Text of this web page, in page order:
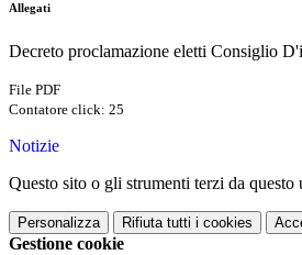
Allegati
Decreto proclamazione eletti Consiglio
File PDF
Contatore click: 25
Notizie
Questo sito o gli strumenti terzi da
Personalizza Rifiuta tutti i cookies
Gestione cookie